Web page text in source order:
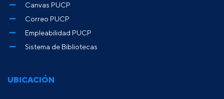
UBICACIÓN
Canvas PUCP
Correo PUCP
Empleabilidad PUCP
Sistema de Bibliotecas